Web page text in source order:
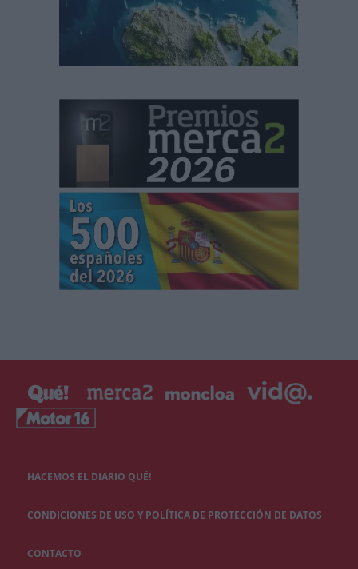
HACEMOS EL DIARIO QUÉ!
CONDICIONES DE USO Y POLÍTICA DE PROTECCIÓN DE DATOS
CONTACTO